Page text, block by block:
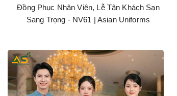
Đồng Phục Nhân Viên, Lễ Tân Khách Sạn
Sang Trọng - NV61 | Asian Uniforms